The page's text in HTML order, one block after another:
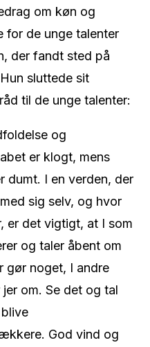
om køn og
for de unge talenter
der fandt sted på
sluttede sit
til de unge talenter:
og
er klogt, mens
dumt. I en verden, der
sig selv, og hvor
er det vigtigt, at I som
og taler åbent om
gør noget, I andre
om. Se det og tal
God vind og